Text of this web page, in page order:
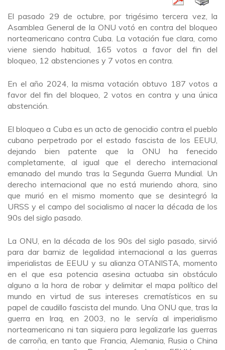
El pasado 29 de octubre, por trigésimo tercera vez, la
Asamblea General de la ONU votó en contra del bloqueo
norteamericano contra Cuba. La votación fue clara, como
viene siendo habitual, 165 votos a favor del fin del
bloqueo, 12 abstenciones y 7 votos en contra.
En el año 2024, la misma votación obtuvo 187 votos a
favor del fin del bloqueo, 2 votos en contra y una única
abstención.
El bloqueo a Cuba es un acto de genocidio contra el pueblo
cubano perpetrado por el estado fascista de los EEUU,
dejando bien patente que la ONU ha fenecido
completamente, al igual que el derecho internacional
emanado del mundo tras la Segunda Guerra Mundial. Un
derecho internacional que no está muriendo ahora, sino
que murió en el mismo momento que se desintegró la
URSS y el campo del socialismo al nacer la década de los
90s del siglo pasado.
La ONU, en la década de los 90s del siglo pasado, sirvió
para dar barniz de legalidad internacional a las guerras
imperialistas de EEUU y su alianza OTANISTA, momento
en el que esa potencia asesina actuaba sin obstáculo
alguno a la hora de robar y delimitar el mapa político del
mundo en virtud de sus intereses crematísticos en su
papel de caudillo fascista del mundo. Una ONU que, tras la
guerra en Iraq, en 2003, no le servía al imperialismo
norteamericano ni tan siquiera para legalizarle las guerras
de carroña, en tanto que Francia, Alemania, Rusia o China